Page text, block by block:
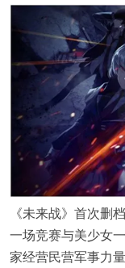
《未来战》首次删
一场竞赛与美少女
家经营民营军事力